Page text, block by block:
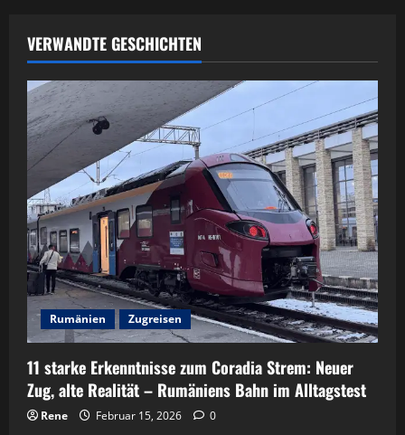
VERWANDTE GESCHICHTEN
Rumänien Zugreisen
11 starke Erkenntnisse zum Coradia Strem: Neuer
Zug, alte Realität – Rumäniens Bahn im Alltagstest
Rene Februar 15, 2026 0